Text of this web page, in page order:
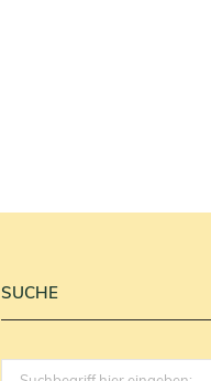
SUCHE
Search